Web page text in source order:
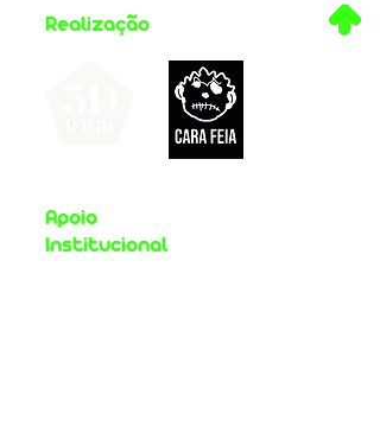
Realização .
Apoio
Institucional